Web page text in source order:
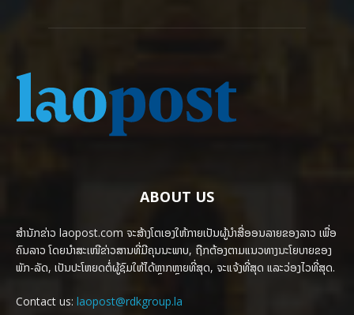
ABOUT US
ສຳນັກຂ່າວ laopost.com ຈະສ້າງໂຕເອງໃຫ້ກາຍເປັນຜູ້ນຳສື່ອອນລາຍຂອງລາວ ເພື່ອ
ຄົນລາວ ໂດຍນຳສະເໜີຂ່າວສານທີ່ມີຄຸນນະພາບ, ຖືກຕ້ອງຕາມແນວທາງນະໂຍບາຍຂອງ
ພັກ-ລັດ, ເປັນປະໂຫຍດຕໍ່ຜູ້ຊົມໃຫ້ໄດ້ຫຼາກຫຼາຍທີ່ສຸດ, ຈະແຈ້ງທີ່ສຸດ ແລະວ່ອງໄວທີ່ສຸດ.
Contact us: laopost@rdkgroup.la